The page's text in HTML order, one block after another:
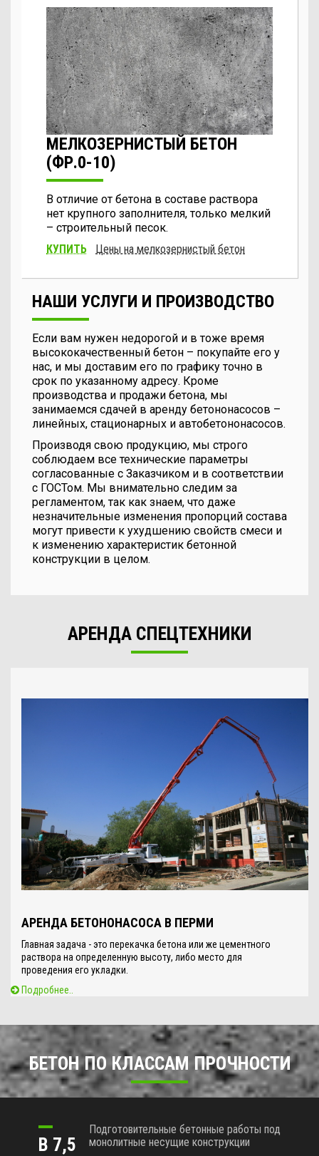
МЕЛКОЗЕРНИСТЫЙ БЕТОН
(ФР.0-10)
В отличие от бетона в составе раствора
нет крупного заполнителя, только мелкий
– строительный песок.
КУПИТЬ
Цены на мелкозернистый бетон
НАШИ УСЛУГИ И ПРОИЗВОДСТВО
Если вам нужен недорогой и в тоже время
высококачественный бетон – покупайте его у
нас, и мы доставим его по графику точно в
срок по указанному адресу. Кроме
производства и продажи бетона, мы
занимаемся сдачей в аренду бетононасосов –
линейных, стационарных и автобетононасосов.
Производя свою продукцию, мы строго
соблюдаем все технические параметры
согласованные с Заказчиком и в соответствии
с ГОСТом. Мы внимательно следим за
регламентом, так как знаем, что даже
незначительные изменения пропорций состава
могут привести к ухудшению свойств смеси и
к изменению характеристик бетонной
конструкции в целом.
АРЕНДА СПЕЦТЕХНИКИ
АРЕНДА БЕТОНОНАСОСА В ПЕРМИ
Главная задача - это перекачка бетона или же цементного
раствора на определенную высоту, либо место для
проведения его укладки.
Подробнее..
БЕТОН ПО КЛАССАМ ПРОЧНОСТИ
В 7,5
Подготовительные бетонные работы под
монолитные несущие конструкции